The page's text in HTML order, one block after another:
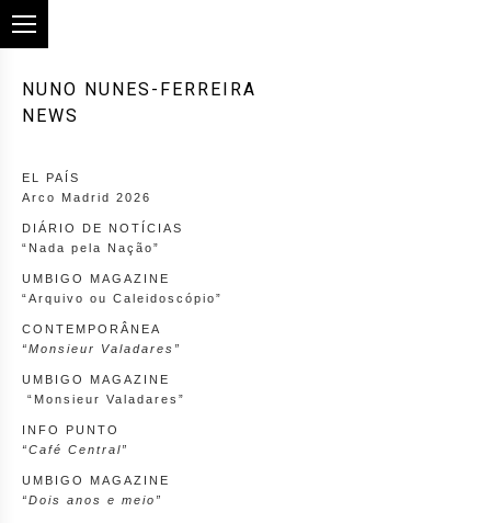
NUNO NUNES-FERREIRA
NEWS
EL PAÍS
Arco Madrid 2026
DIÁRIO DE NOTÍCIAS
“Nada pela Nação”
UMBIGO MAGAZINE
“Arquivo ou Caleidoscópio”
CONTEMPORÂNEA
“Monsieur Valadares”
UMBIGO MAGAZINE
“Monsieur Valadares”
INFO PUNTO
“Café Central”
UMBIGO MAGAZINE
“Dois anos e meio”